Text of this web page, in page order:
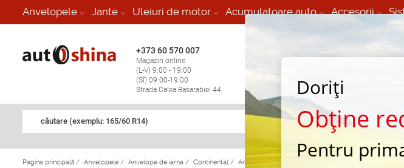
Anvelopele Jante Uleiuri de motor Acumulatoare auto Accesorii
+373 60 570 007
Magazin online
(L-V) 9:00 - 19:00
(Sî) 09:00-19:00
Strada Calea Basarabiei 44
Vulcanizare Mobila 24/7 non
căutare (exemplu: 165/60 R14)
Pagina principală / Anvelopele / Anvelope de iarna / Continental / Anvelope de iarna Continental Continental
Doriți
Obține
Pentru